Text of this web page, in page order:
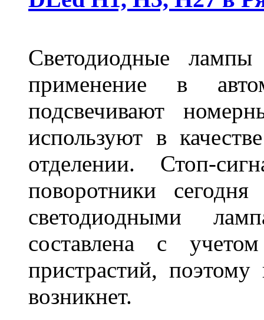
Светодиодные
применение в
подсвечивают
используют в
отделении. Стоп-
поворотники
светодиодными
составлена с
пристрастий,
возникнет.